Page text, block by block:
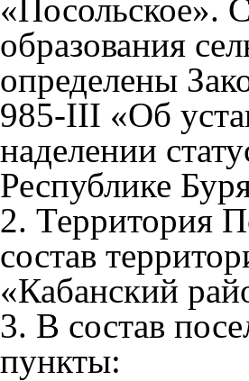
«Посольское».
образования
определены
985-III «Об
наделении
Республике
2. Территория
состав
«Кабанский
3. В состав
пункты: